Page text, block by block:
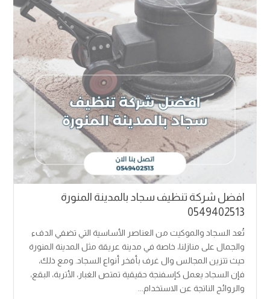
افضل شركة تنظيف سجاد بالمدينة المنورة
0549402513
تُعد السجاد والموكيت من العناصر الأساسية التي تضفي الدفء
والجمال على منازلنا، خاصة في مدينة عريقة مثل المدينة المنورة
حيث تتزين المجالس وال غرف بأفخر أنواع السجاد. ومع ذلك،
فإن السجاد يعمل كإسفنجة حقيقية تمتص الغبار، الأتربة، البقع،
والروائح الناتجة عن الاستخدام...